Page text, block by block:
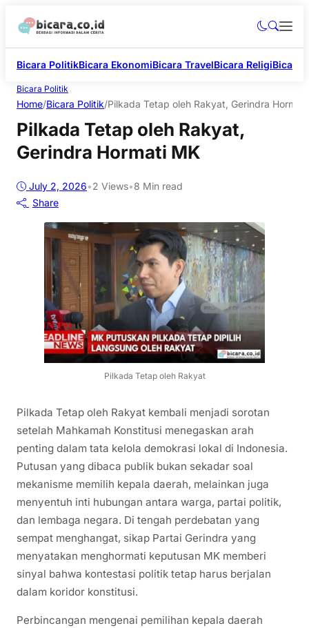
Bicara PolitikBicara EkonomiBicara TravelBicara ReligiBicara
Bicara Politik
Home/Bicara Politik/Pilkada Tetap oleh Rakyat, Gerindra
Pilkada Tetap oleh Rakyat,
Gerindra Hormati MK
July 2, 2026•2 Views•8 Min read
Share
Pilkada Tetap oleh Rakyat
Pilkada Tetap oleh Rakyat kembali menjadi sorotan
setelah Mahkamah Konstitusi menegaskan arah
penting dalam tata kelola demokrasi lokal di Indonesia.
Putusan yang dibaca publik bukan sekadar soal
mekanisme memilih kepala daerah, melainkan juga
menyentuh inti hubungan antara warga, partai politik,
dan lembaga negara. Di tengah perdebatan yang
sempat menghangat, sikap Partai Gerindra yang
menyatakan menghormati keputusan MK memberi
sinyal bahwa kontestasi politik tetap harus berjalan
dalam koridor konstitusi.
Perbincangan mengenai pemilihan kepala daerah